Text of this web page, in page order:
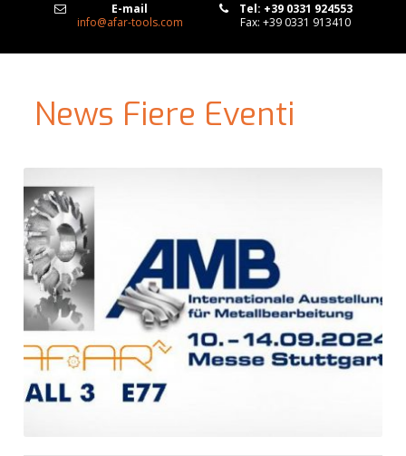
E-mail
info@afar-tools.com
Tel: +39 0331 924553
Fax: +39 0331 913410
News Fiere Eventi